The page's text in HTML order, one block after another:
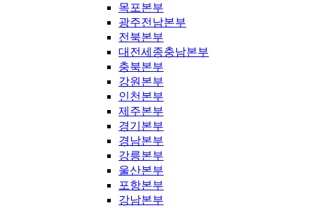
목포본부
광주전남본부
전북본부
대전세종충남본부
충북본부
강원본부
인천본부
제주본부
경기본부
경남본부
강릉본부
울산본부
포항본부
강남본부